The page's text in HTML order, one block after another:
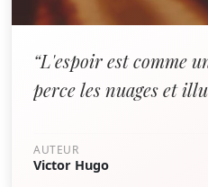
“L'espoir est comme
perce les nuages et
AUTEUR
Victor Hugo